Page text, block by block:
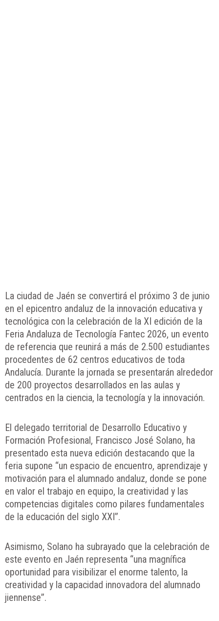
La ciudad de Jaén se convertirá el próximo 3 de junio
en el epicentro andaluz de la innovación educativa y
tecnológica con la celebración de la XI edición de la
Feria Andaluza de Tecnología Fantec 2026, un evento
de referencia que reunirá a más de 2.500 estudiantes
procedentes de 62 centros educativos de toda
Andalucía. Durante la jornada se presentarán alrededor
de 200 proyectos desarrollados en las aulas y
centrados en la ciencia, la tecnología y la innovación.
El delegado territorial de Desarrollo Educativo y
Formación Profesional, Francisco José Solano, ha
presentado esta nueva edición destacando que la
feria supone “un espacio de encuentro, aprendizaje y
motivación para el alumnado andaluz, donde se pone
en valor el trabajo en equipo, la creatividad y las
competencias digitales como pilares fundamentales
de la educación del siglo XXI”.
Asimismo, Solano ha subrayado que la celebración de
este evento en Jaén representa “una magnífica
oportunidad para visibilizar el enorme talento, la
creatividad y la capacidad innovadora del alumnado
jiennense”.